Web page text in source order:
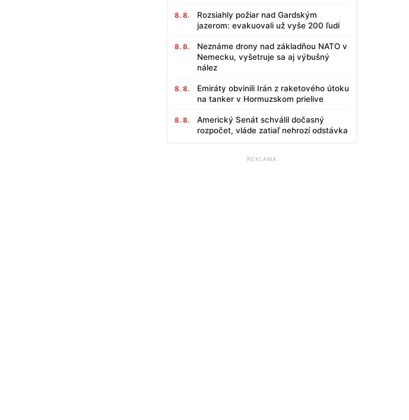
8. 8.
Rozsiahly požiar nad Gardským
jazerom: evakuovali už vyše 200 ľudí
8. 8.
Neznáme drony nad základňou NATO v
Nemecku, vyšetruje sa aj výbušný
nález
8. 8.
Emiráty obvinili Irán z raketového útoku
na tanker v Hormuzskom prielive
8. 8.
Americký Senát schválil dočasný
rozpočet, vláde zatiaľ nehrozí odstávka
REKLAMA